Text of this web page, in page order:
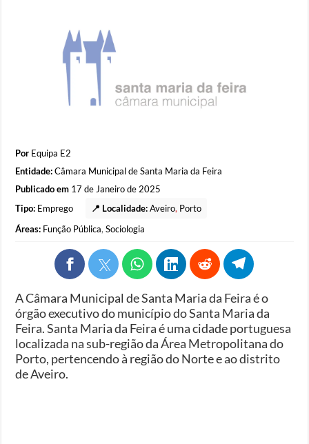
Por Equipa E2
Entidade:Câmara Municipal de Santa Maria da Feira
Publicado em 17 de Janeiro de 2025
Tipo: Emprego 📍 Localidade: Aveiro, Porto
Áreas: Função Pública,Sociologia
A Câmara Municipal de Santa Maria da Feira é o
órgão executivo do município do Santa Maria da
Feira. Santa Maria da Feira é uma cidade portuguesa
localizada na sub-região da Área Metropolitana do
Porto, pertencendo à região do Norte e ao distrito
de Aveiro.